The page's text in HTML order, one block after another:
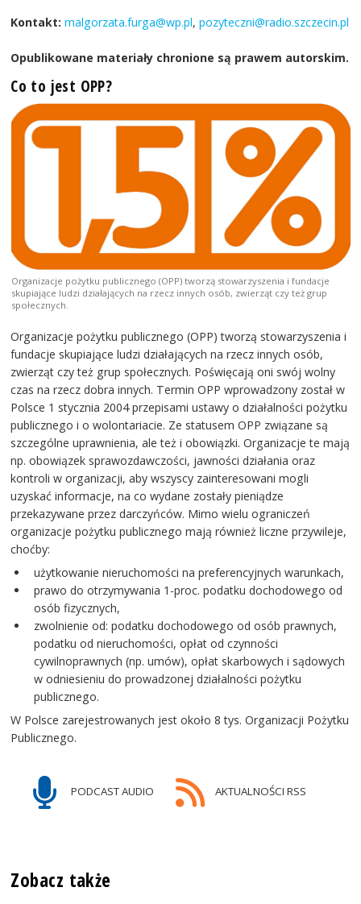
Kontakt: malgorzata.furga@wp.pl,pozyteczni@radio.szczecin.pl
Opublikowane materiały chronione są prawem autorskim.
Co to jest OPP?
Organizacje pożytku publicznego (OPP) tworzą stowarzyszenia i fundacje
skupiające ludzi działających na rzecz innych osób, zwierząt czy też grup
społecznych.
Organizacje pożytku publicznego (OPP) tworzą stowarzyszenia i
fundacje skupiające ludzi działających na rzecz innych osób,
zwierząt czy też grup społecznych. Poświęcają oni swój wolny
czas na rzecz dobra innych. Termin OPP wprowadzony został w
Polsce 1 stycznia 2004 przepisami ustawy o działalności pożytku
publicznego i o wolontariacie. Ze statusem OPP związane są
szczególne uprawnienia, ale też i obowiązki. Organizacje te mają
np. obowiązek sprawozdawczości, jawności działania oraz
kontroli w organizacji, aby wszyscy zainteresowani mogli
uzyskać informacje, na co wydane zostały pieniądze
przekazywane przez darczyńców. Mimo wielu ograniczeń
organizacje pożytku publicznego mają również liczne przywileje,
choćby:
użytkowanie nieruchomości na preferencyjnych warunkach,
prawo do otrzymywania 1-proc. podatku dochodowego od
osób fizycznych,
zwolnienie od: podatku dochodowego od osób prawnych,
podatku od nieruchomości, opłat od czynności
cywilnoprawnych (np. umów), opłat skarbowych i sądowych
w odniesieniu do prowadzonej działalności pożytku
publicznego.
W Polsce zarejestrowanych jest około 8 tys. Organizacji Pożytku
Publicznego.
PODCAST AUDIO AKTUALNOŚCI RSS
Zobacz także